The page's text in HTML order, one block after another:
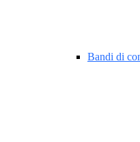
Bandi di